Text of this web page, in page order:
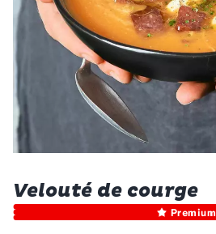
Velouté de courge
Premium